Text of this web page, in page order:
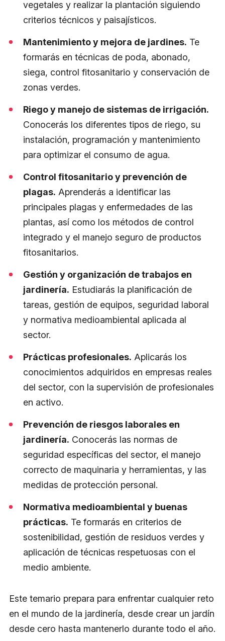
vegetales y realizar la plantación siguiendo
criterios técnicos y paisajísticos.
Mantenimiento y mejora de jardines. Te
formarás en técnicas de poda, abonado,
siega, control fitosanitario y conservación de
zonas verdes.
Riego y manejo de sistemas de irrigación.
Conocerás los diferentes tipos de riego, su
instalación, programación y mantenimiento
para optimizar el consumo de agua.
Control fitosanitario y prevención de
plagas. Aprenderás a identificar las
principales plagas y enfermedades de las
plantas, así como los métodos de control
integrado y el manejo seguro de productos
fitosanitarios.
Gestión y organización de trabajos en
jardinería. Estudiarás la planificación de
tareas, gestión de equipos, seguridad laboral
y normativa medioambiental aplicada al
sector.
Prácticas profesionales. Aplicarás los
conocimientos adquiridos en empresas reales
del sector, con la supervisión de profesionales
en activo.
Prevención de riesgos laborales en
jardinería. Conocerás las normas de
seguridad específicas del sector, el manejo
correcto de maquinaria y herramientas, y las
medidas de protección personal.
Normativa medioambiental y buenas
prácticas. Te formarás en criterios de
sostenibilidad, gestión de residuos verdes y
aplicación de técnicas respetuosas con el
medio ambiente.
Este temario prepara para enfrentar cualquier reto
en el mundo de la jardinería, desde crear un jardín
desde cero hasta mantenerlo durante todo el año.